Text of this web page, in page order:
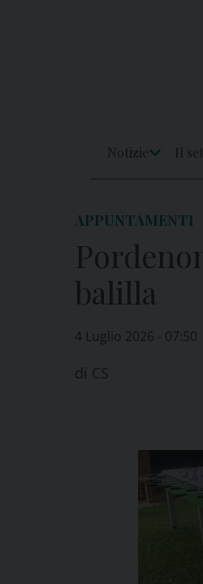
Notizie
Il
APPUNTAMENTI
balilla
4 Luglio 2026 - 07:50
di CS